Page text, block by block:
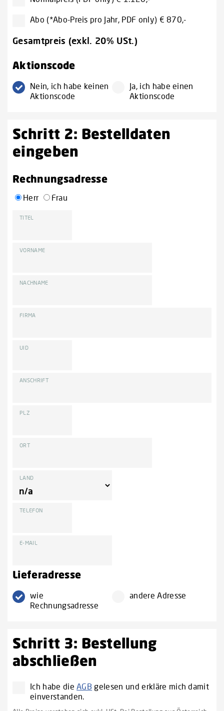
Abo (*Abo-Preis pro Jahr, PDF only) € 870,-
Gesamtpreis (exkl. 20% USt.)
Aktionscode
Nein, ich habe keinen
Aktionscode
Ja, ich habe einen
Aktionscode
Schritt 2: Bestelldaten
eingeben
Rechnungsadresse
Herr Frau
TITEL
VORNAME
NACHNAME
FIRMA
UID
ANSCHRIFT
PLZ
ORT
LAND
TELEFON
E-MAIL
Lieferadresse
wie
Rechnungsadresse
andere Adresse
Schritt 3: Bestellung
abschließen
Ich habe dieAGB gelesen und erkläre mich damit
einverstanden.